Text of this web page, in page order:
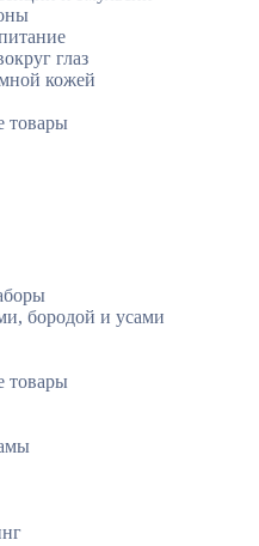
глаз
кожей
товары
бородой и усами
товары